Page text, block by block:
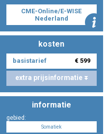
Nascholing aanmelden
Zoek op kaart
CME-Online/E-WISE
Nederland
kosten
basistarief € 599
extra prijsinformatie
informatie
gebied:
Somatiek